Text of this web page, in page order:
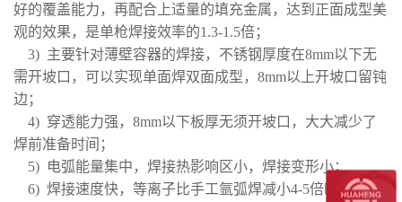
好的覆盖能力，再配合上适量的填充金属，达到正面成型美
观的效果，是单枪焊接效率的1.3-1.5倍；
3) 主要针对薄壁容器的焊接，不锈钢厚度在8mm以下无
需开坡口，可以实现单面焊双面成型，8mm以上开坡口留钝
边；
4) 穿透能力强，8mm以下板厚无须开坡口，大大减少了
焊前准备时间；
5) 电弧能量集中，焊接热影响区小，焊接变形小；
6) 焊接速度快，等离子比手工氩弧焊减小4-5倍时间；